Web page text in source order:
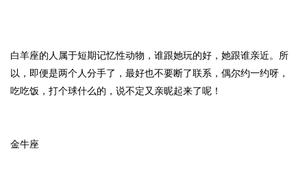
白羊座的人属于短期记忆性动物，谁跟她玩的好，她跟谁亲近。所
以，即便是两个人分手了，最好也不要断了联系，偶尔约一约呀，
吃吃饭，打个球什么的，说不定又亲昵起来了呢！
金牛座